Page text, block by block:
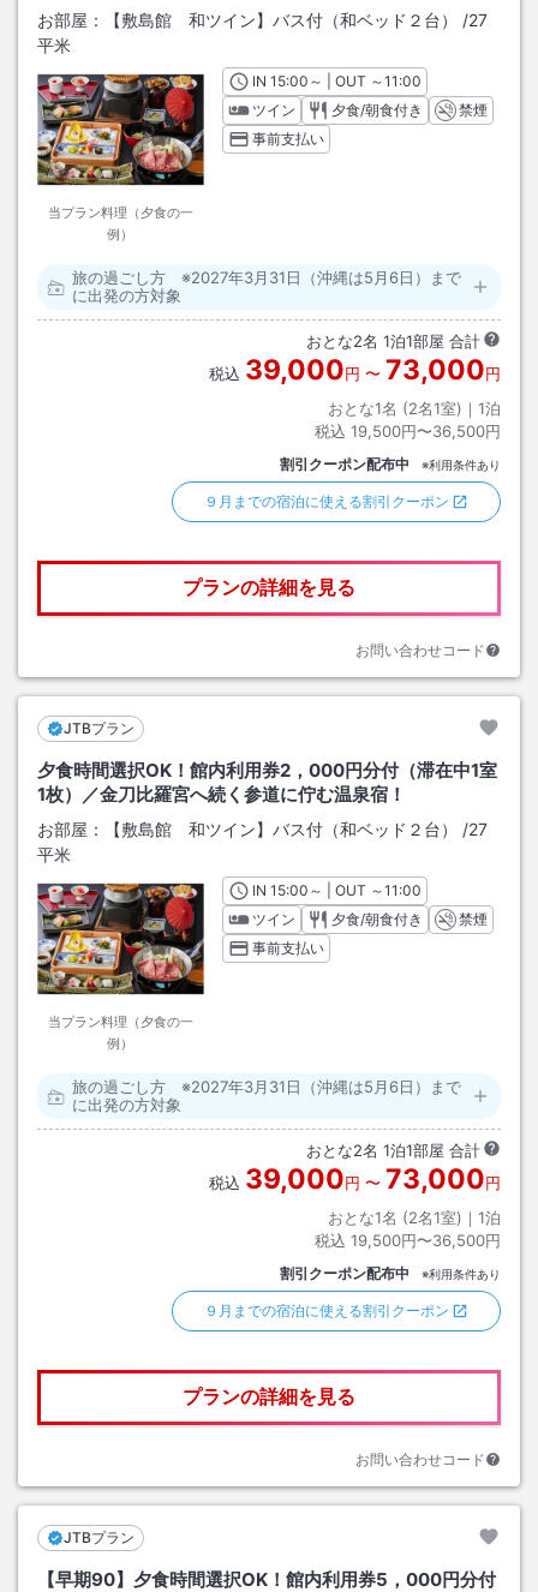
お部屋： 【敷島館 和ツイン】バス付（和ベッド２台） /27
平米
当プラン料理（夕食の一
例）
INチェックイン
15:00 ～ | OUT チェックアウト
～11:00
ツイン
夕食/朝食付き
禁煙
事前支払い
旅の過ごし方 ※2027年3月31日（沖縄は5月6日）まで
に出発の方対象
おとな2名 1泊1部屋 合計
税込 39,000円 〜 73,000円
おとな1名 (2名1室)｜ 1泊
税込 19,500円〜36,500円
割引クーポン配布中 ※利用条件あり
９月までの宿泊に使える割引クーポン
プランの詳細を見る
お問い合わせコード
JTBプラン
夕食時間選択OK！館内利用券2，000円分付（滞在中1室
1枚）／金刀比羅宮へ続く参道に佇む温泉宿！
お部屋： 【敷島館 和ツイン】バス付（和ベッド２台） /27
平米
当プラン料理（夕食の一
例）
INチェックイン
15:00 ～ | OUT チェックアウト
～11:00
ツイン
夕食/朝食付き
禁煙
事前支払い
旅の過ごし方 ※2027年3月31日（沖縄は5月6日）まで
に出発の方対象
おとな2名 1泊1部屋 合計
税込 39,000円 〜 73,000円
おとな1名 (2名1室)｜ 1泊
税込 19,500円〜36,500円
割引クーポン配布中 ※利用条件あり
９月までの宿泊に使える割引クーポン
プランの詳細を見る
お問い合わせコード
JTBプラン
【早期90】夕食時間選択OK！館内利用券5，000円分付